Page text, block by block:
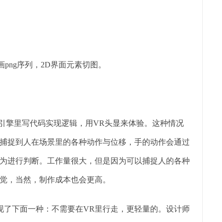
序列，2D界面元素切图。
擎里写代码实现逻辑，用VR头显来体验。这种情况
捉到人在场景里的各种动作与位移，手的动作会通过
进行判断。工作量很大，但是因为可以捕捉人的各种
，当然，制作成本也会更高。
下面一种：不需要在VR里行走，更轻量的。设计师